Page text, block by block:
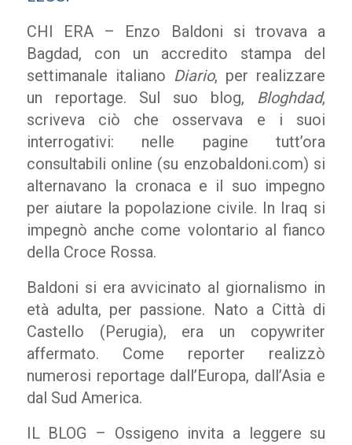
CHI ERA – Enzo Baldoni si trovava a
Bagdad, con un accredito stampa del
settimanale italiano Diario, per realizzare
un reportage. Sul suo blog, Bloghdad,
scriveva ciò che osservava e i suoi
interrogativi: nelle pagine tutt’ora
consultabili online (su enzobaldoni.com) si
alternavano la cronaca e il suo impegno
per aiutare la popolazione civile. In Iraq si
impegnò anche come volontario al fianco
della Croce Rossa.
Baldoni si era avvicinato al giornalismo in
età adulta, per passione. Nato a Città di
Castello (Perugia), era un copywriter
affermato. Come reporter realizzò
numerosi reportage dall’Europa, dall’Asia e
dal Sud America.
IL BLOG – Ossigeno invita a leggere su